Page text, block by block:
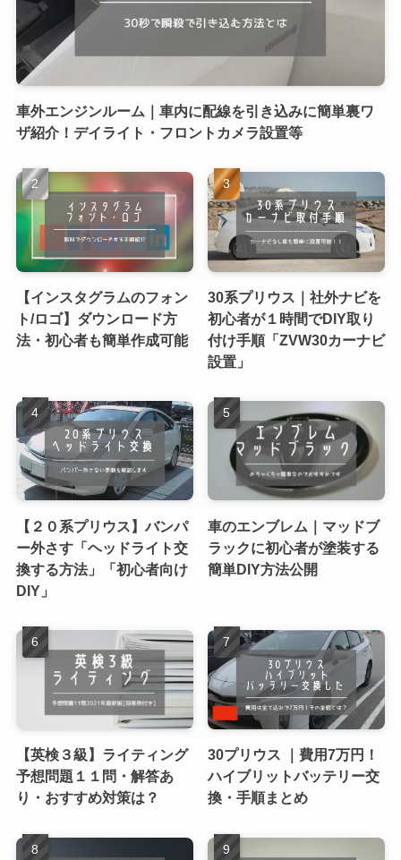
車外エンジンルーム｜車内に配線を引き込みに簡単裏ワ
ザ紹介！デイライト・フロントカメラ設置等
【インスタグラムのフォン
ト/ロゴ】ダウンロード方
法・初心者も簡単作成可能
30系プリウス｜社外ナビを
初心者が１時間でDIY取り
付け手順「ZVW30カーナビ
設置」
【２０系プリウス】バンパ
ー外さす「ヘッドライト交
換する方法」「初心者向け
DIY」
車のエンブレム｜マッドブ
ラックに初心者が塗装する
簡単DIY方法公開
【英検３級】ライティング
予想問題１１問・解答あ
り・おすすめ対策は？
30プリウス ｜費用7万円！
ハイブリットバッテリー交
換・手順まとめ